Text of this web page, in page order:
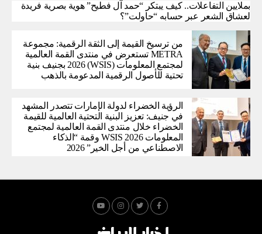
بملايين التفاعلات.. كيف يبتكر “حمد آل فطيح” هوية بصرية فريدة
لعشاق الشعر عبر حسابه “حاولت”؟
من ترسيخ القيمة إلى الثقة الرقمية: مجموعة
METRA تستعرض في منتدى القمة العالمية
لمجتمع المعلومات (WSIS) 2026 بجنيف بنية
تحتية للأصول الرقمية المدعومة بالذهب
الرؤية الخضراء لدولة الإمارات تتصدر المشهد
في جنيف: تعزيز البنية التحتية العالمية للقيمة
الخضراء خلال منتدى القمة العالمية لمجتمع
المعلومات WSIS 2026 وقمة “الذكاء
الاصطناعي من أجل الخير” 2026